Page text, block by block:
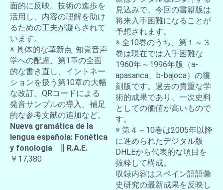
面的に反映。技術の進歩を
活用し、内容の理解を助け
るための工夫が凝らされて
います。
※ 具体的な革新点: 知覚音声
学への配慮、第1章の全面
的な書き直し、イントネー
ションを扱う第10章の大幅
な改訂、QRコードによる
発音サンプルの導入、補足
的な参考文献の追加など。
Nueva gramática de la
lengua española: Fonética
y fonologia ∥ R.A.E.
￥17,380
見込みで、今回の書籍版は
将来入手困難になることが
予想されます。
※ 全10巻のうち、第１～３
巻は現在では入手困難な
1960年～1996年版（a-
apasanca、b-bajoca）の復
刻版です。過去の貴重な学
術的成果であり、一次史料
としての価値が高いもので
す。
※ 第４～10巻は2005年以降
に進められたデジタル版
DHLEから代表的な項目を
抜粋して構成。
収録内容はスペイン語語彙
史研究の最新成果を反映し